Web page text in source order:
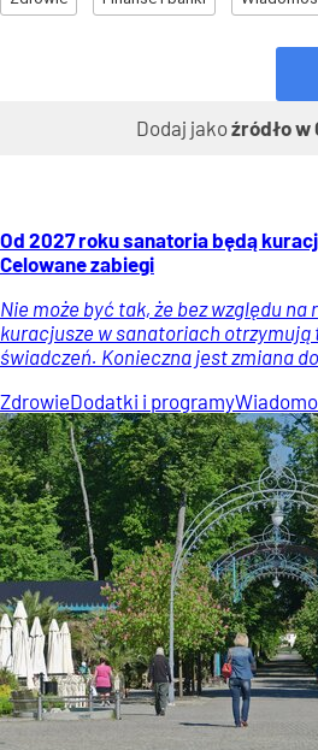
Dodaj jakoźródło w
Od 2027 roku sanatoria będą
Celowane zabiegi
Nie może być tak, że bez względu na
kuracjusze w sanatoriach otrzymują
świadczeń. Konieczna jest zmiana
ZdrowieDodatki i programy